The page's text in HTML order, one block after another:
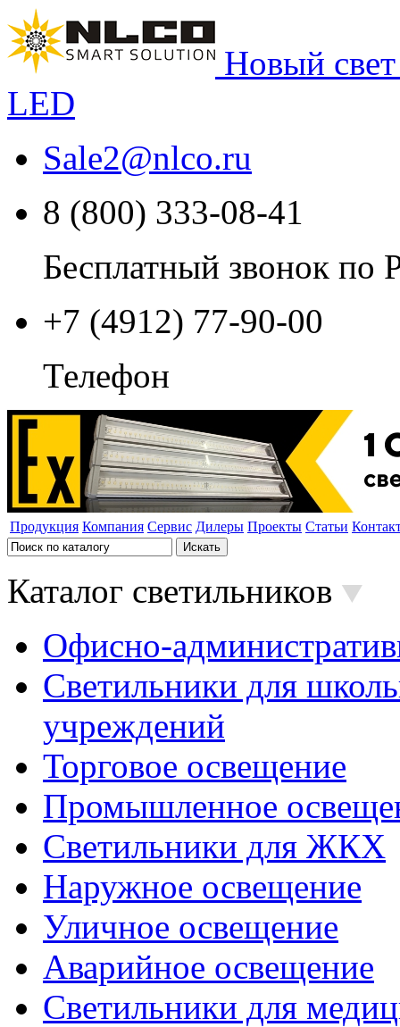
Новый
LED
Sale2@nlco.ru
8 (800) 333-08-41
Бесплатный звонок по
+7 (4912) 77-90-00
Телефон
Продукция Компания Сервис Дилеры Проекты Статьи
Каталог светильников
Офисно-
Светильники для
учреждений
Торговое освещение
Промышленное
Светильники для ЖКХ
Наружное освещение
Уличное освещение
Аварийное освещение
Светильники для